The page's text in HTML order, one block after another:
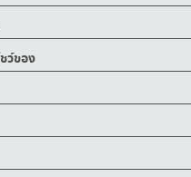
ว์ของ